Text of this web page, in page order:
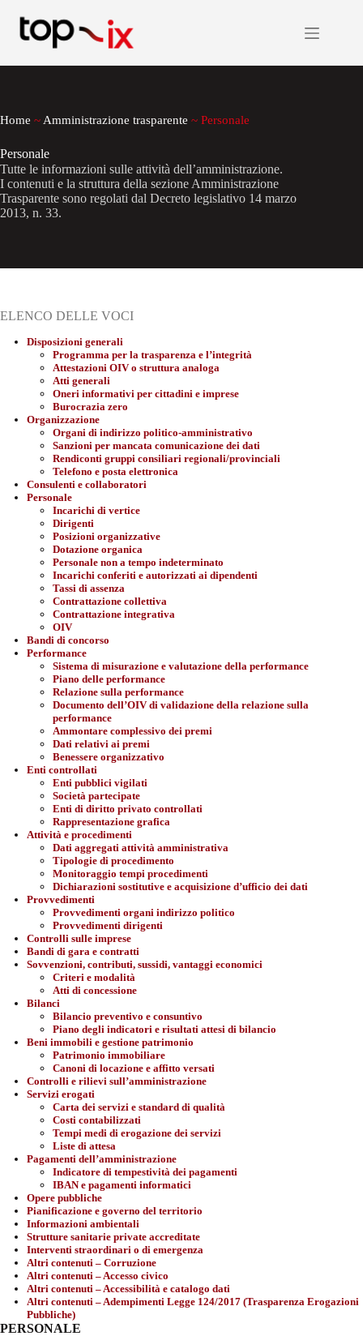
contenuto
Home ~Amministrazione trasparente ~ Personale
Personale
Tutte le informazioni sulle attività dell’amministrazione.
I contenuti e la struttura della sezione Amministrazione
Trasparente sono regolati dal Decreto legislativo 14 marzo
2013, n. 33.
ELENCO DELLE VOCI
Disposizioni generali
Programma per la trasparenza e l’integrità
Attestazioni OIV o struttura analoga
Atti generali
Oneri informativi per cittadini e imprese
Burocrazia zero
Organizzazione
Organi di indirizzo politico-amministrativo
Sanzioni per mancata comunicazione dei dati
Rendiconti gruppi consiliari regionali/provinciali
Telefono e posta elettronica
Consulenti e collaboratori
Personale
Incarichi di vertice
Dirigenti
Posizioni organizzative
Dotazione organica
Personale non a tempo indeterminato
Incarichi conferiti e autorizzati ai dipendenti
Tassi di assenza
Contrattazione collettiva
Contrattazione integrativa
OIV
Bandi di concorso
Performance
Sistema di misurazione e valutazione della performance
Piano delle performance
Relazione sulla performance
Documento dell’OIV di validazione della relazione sulla
performance
Ammontare complessivo dei premi
Dati relativi ai premi
Benessere organizzativo
Enti controllati
Enti pubblici vigilati
Società partecipate
Enti di diritto privato controllati
Rappresentazione grafica
Attività e procedimenti
Dati aggregati attività amministrativa
Tipologie di procedimento
Monitoraggio tempi procedimenti
Dichiarazioni sostitutive e acquisizione d’ufficio dei dati
Provvedimenti
Provvedimenti organi indirizzo politico
Provvedimenti dirigenti
Controlli sulle imprese
Bandi di gara e contratti
Sovvenzioni, contributi, sussidi, vantaggi economici
Criteri e modalità
Atti di concessione
Bilanci
Bilancio preventivo e consuntivo
Piano degli indicatori e risultati attesi di bilancio
Beni immobili e gestione patrimonio
Patrimonio immobiliare
Canoni di locazione e affitto versati
Controlli e rilievi sull’amministrazione
Servizi erogati
Carta dei servizi e standard di qualità
Costi contabilizzati
Tempi medi di erogazione dei servizi
Liste di attesa
Pagamenti dell’amministrazione
Indicatore di tempestività dei pagamenti
IBAN e pagamenti informatici
Opere pubbliche
Pianificazione e governo del territorio
Informazioni ambientali
Strutture sanitarie private accreditate
Interventi straordinari o di emergenza
Altri contenuti – Corruzione
Altri contenuti – Accesso civico
Altri contenuti – Accessibilità e catalogo dati
Altri contenuti – Adempimenti Legge 124/2017 (Trasparenza Erogazioni
Pubbliche)
PERSONALE